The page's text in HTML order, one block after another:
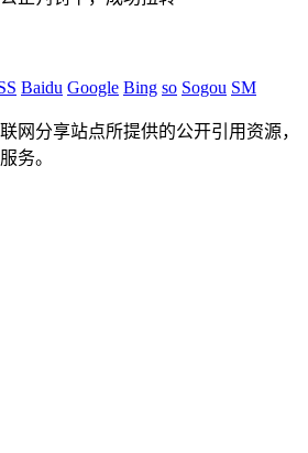
Baidu Google Bing so Sogou SM
网分享站点所提供的公开引用资源，
务。